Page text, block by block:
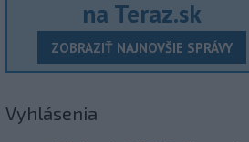
na Teraz.sk
ZOBRAZIŤ NAJNOVŠIE SPRÁVY
Vyhlásenia